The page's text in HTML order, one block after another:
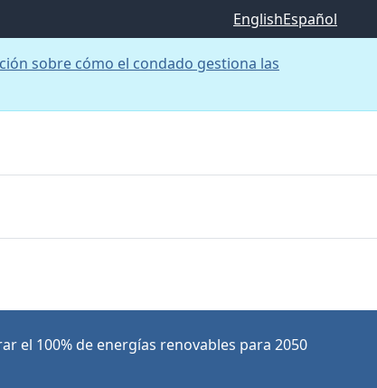
EnglishEspañol
sobre cómo el condado gestiona las
el 100% de energías renovables para 2050